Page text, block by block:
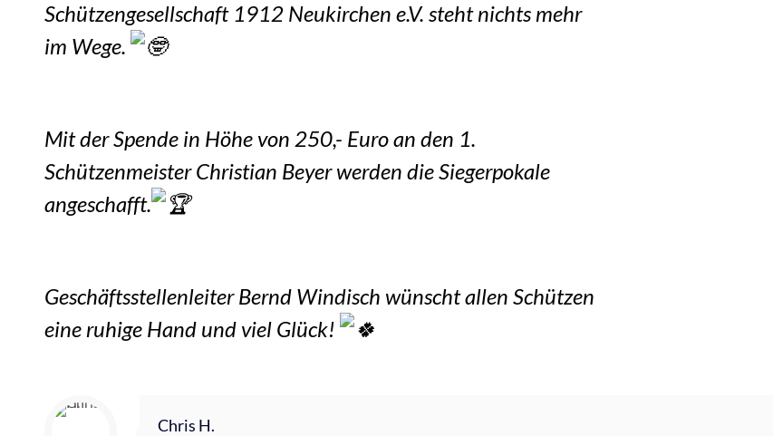
Schützengesellschaft 1912 Neukirchen e.V. steht nichts mehr
im Wege.
Mit der Spende in Höhe von 250,- Euro an den 1.
Schützenmeister Christian Beyer werden die Siegerpokale
angeschafft.
Geschäftsstellenleiter Bernd Windisch wünscht allen Schützen
eine ruhige Hand und viel Glück!
Chris H.